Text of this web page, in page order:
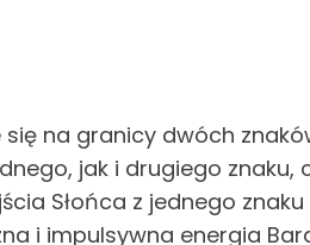
na granicy dwóch
jak i drugiego znaku,
Słońca z jednego
i impulsywna energia